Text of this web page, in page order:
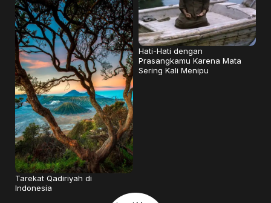
Tarekat Qadiriyah di
Indonesia
Hati-Hati dengan
Prasangkamu Karena Mata
Sering Kali Menipu